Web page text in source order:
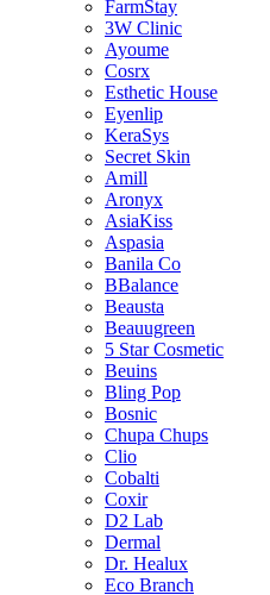
FarmStay
3W Clinic
Ayoume
Cosrx
Esthetic House
Eyenlip
KeraSys
Secret Skin
Amill
Aronyx
AsiaKiss
Aspasia
Banila Co
BBalance
Beausta
Beauugreen
5 Star Cosmetic
Beuins
Bling Pop
Bosnic
Chupa Chups
Clio
Cobalti
Coxir
D2 Lab
Dermal
Dr. Healux
Eco Branch